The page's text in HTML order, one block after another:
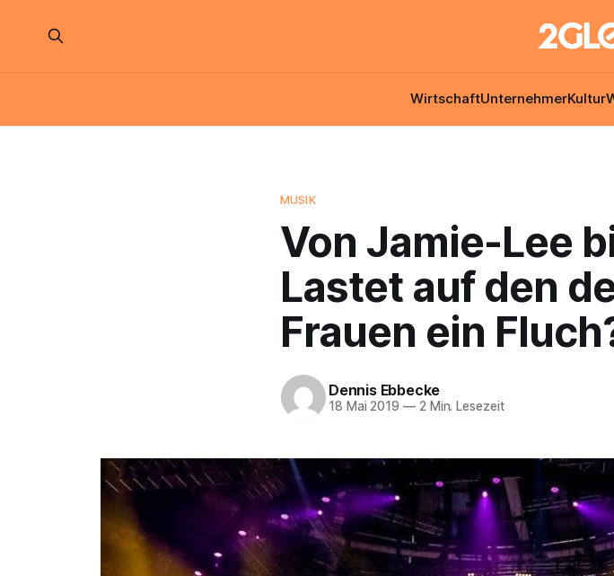
WirtschaftUnternehmerKultur
MUSIK
Von Jamie-Lee
Lastet auf den
Frauen ein
Dennis Ebbecke
18 Mai 2019 —2 Min. Lesezeit